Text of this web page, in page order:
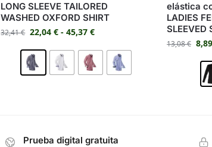
LONG SLEEVE TAILORED
WASHED OXFORD SHIRT
32,41€ 22,04€ - 45,37€
elástica
LADIES
SLEEVED
13,08€
Prueba digital gratuita